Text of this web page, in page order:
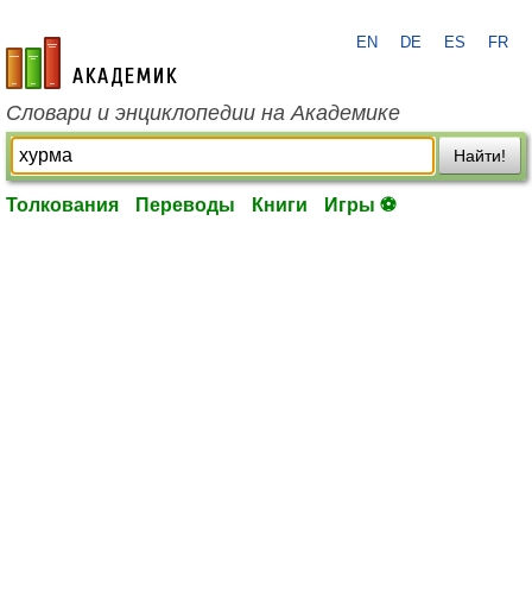
academic.ru
EN DE ES FR
Словари и энциклопедии на Академике
Найти!
Толкования Переводы Книги Игры ⚽